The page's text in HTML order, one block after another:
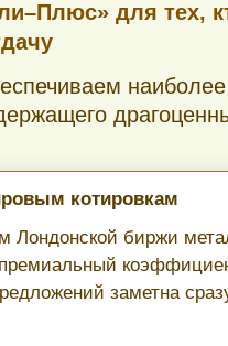
для тех,
котировкам
Лондонской биржи
заметна